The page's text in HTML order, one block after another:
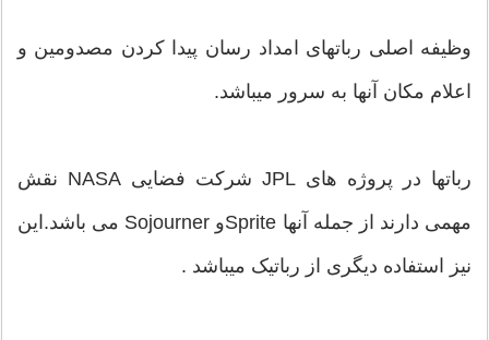
وظیفه اصلی رباتهای امداد رسان پیدا کردن مصدومین و
اعلام مکان آنها به سرور میباشد.
رباتها در پروژه های JPL شرکت فضایی NASA نقش
مهمی دارند از جمله آنها Spriteو Sojourner می باشد.این
نیز استفاده دیگری از رباتیک میباشد .